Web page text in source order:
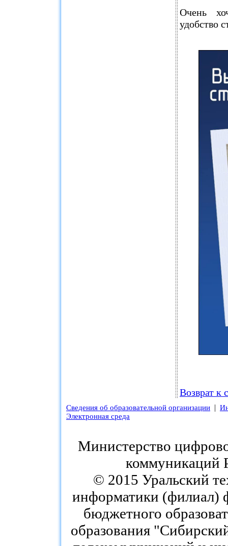
Очень
удобство
Возврат к
Сведения об образовательной организации |
Электронная среда
Министерство
коммуникаций
© 2015 Уральский
информатики (филиал)
бюджетного
образования